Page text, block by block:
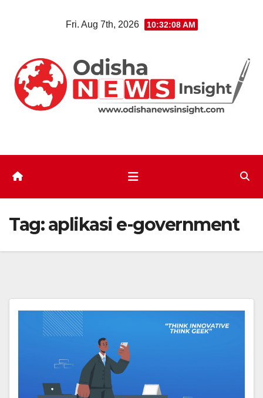
Fri. Aug 7th, 2026 10:32:09 AM
Tag:aplikasi e-government